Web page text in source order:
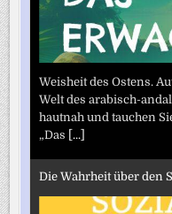
Weisheit des Ostens.
Welt des arabisch-
hautnah und tauchen
„Das [...]
Die Wahrheit über den